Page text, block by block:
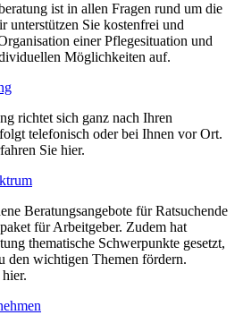
ist in allen Fragen rund um die
unterstützen Sie kostenfrei und
einer Pflegesituation und
Möglichkeiten auf.
richtet sich ganz nach Ihren
telefonisch oder bei Ihnen vor Ort.
Sie hier.
Beratungsangebote für Ratsuchende
für Arbeitgeber. Zudem hat
thematische Schwerpunkte gesetzt,
den wichtigen Themen fördern.